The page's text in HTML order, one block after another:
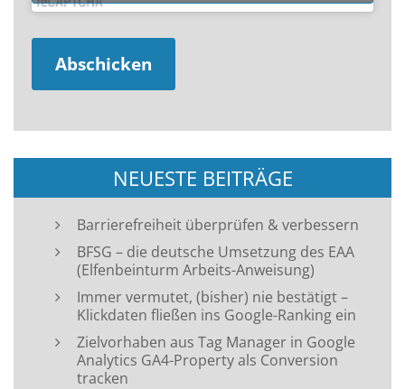
NEUESTE BEITRÄGE
Barrierefreiheit überprüfen & verbessern
BFSG – die deutsche Umsetzung des EAA
(Elfenbeinturm Arbeits-Anweisung)
Immer vermutet, (bisher) nie bestätigt –
Klickdaten fließen ins Google-Ranking ein
Zielvorhaben aus Tag Manager in Google
Analytics GA4-Property als Conversion
tracken